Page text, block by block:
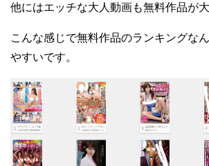
他にはエッチな大人動画も無料作品が
こんな感じで無料作品のランキングな
やすいです。